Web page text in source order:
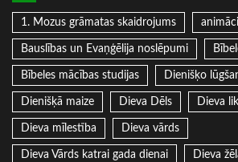
1. Mozus grāmatas skaidrojums
Bauslības un Evaņģēlija noslēpumi
Bībeles mācības studijas Dienišķo
Dienišķā maize Dieva Dēls Dieva
Dieva mīlestība Dieva vārds
Dieva Vārds katrai gada dienai Dieva